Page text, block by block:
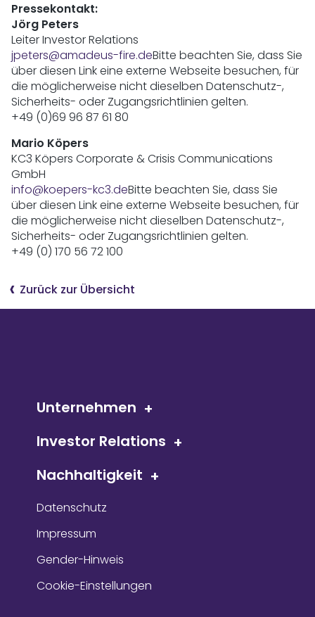
Pressekontakt:
Jörg Peters
Leiter Investor Relations
jpeters@amadeus-fire.deBitte beachten Sie, dass Sie
über diesen Link eine externe Webseite besuchen, für
die möglicherweise nicht dieselben Datenschutz-,
Sicherheits- oder Zugangsrichtlinien gelten.
+49 (0)69 96 87 61 80
Mario Köpers
KC3 Köpers Corporate & Crisis Communications
GmbH
info@koepers-kc3.deBitte beachten Sie, dass Sie
über diesen Link eine externe Webseite besuchen, für
die möglicherweise nicht dieselben Datenschutz-,
Sicherheits- oder Zugangsrichtlinien gelten.
+49 (0) 170 56 72 100
Zurück zur Übersicht
Unternehmen
Investor Relations
Nachhaltigkeit
Datenschutz
Impressum
Gender-Hinweis
Cookie-Einstellungen